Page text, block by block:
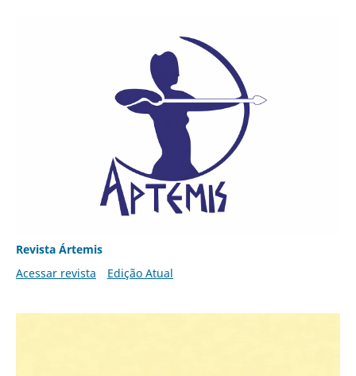
Revista Ártemis
Acessar revista
Edição Atual